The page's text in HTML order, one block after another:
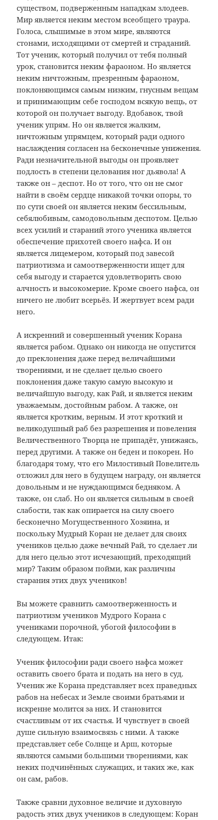
существом, подверженным нападкам злодеев.
Мир является неким местом всеобщего траура.
Голоса, слышимые в этом мире, являются
стонами, исходящими от смертей и страданий.
Тот ученик, который получил от тебя полный
урок, становится неким фараоном. Но является
неким ничтожным, презренным фараоном,
поклоняющимся самым низким, гнусным вещам
и принимающим себе господом всякую вещь, от
которой он получает выгоду. Вдобавок, твой
ученик упрям. Но он является жалким,
ничтожным упрямцем, который ради одного
наслаждения согласен на бесконечные унижения.
Ради незначительной выгоды он проявляет
подлость в степени целования ног дьявола! А
также он – деспот. Но от того, что он не смог
найти в своём сердце никакой точки опоры, то
по сути своей он является неким бессильным,
себялюбивым, самодовольным деспотом. Целью
всех усилий и стараний этого ученика является
обеспечение прихотей своего нафса. И он
является лицемером, который под завесой
патриотизма и самоотверженности ищет для
себя выгоду и старается удовлетворить свою
алчность и высокомерие. Кроме своего нафса, он
ничего не любит всерьёз. И жертвует всем ради
него.
А искренний и совершенный ученик Корана
является рабом. Однако он никогда не опустится
до преклонения даже перед величайшими
творениями, и не сделает целью своего
поклонения даже такую самую высокую и
величайшую выгоду, как Рай, и является неким
уважаемым, достойным рабом. А также, он
является кротким, верным. И этот кроткий и
великодушный раб без разрешения и повеления
Величественного Творца не припадёт, унижаясь,
перед другими. А также он беден и покорен. Но
благодаря тому, что его Милостивый Повелитель
отложил для него в будущем награду, он является
довольным и не нуждающимся бедняком. А
также, он слаб. Но он является сильным в своей
слабости, так как опирается на силу своего
бесконечно Могущественного Хозяина, и
поскольку Мудрый Коран не делает для своих
учеников целью даже вечный Рай, то сделает ли
для него целью этот исчезающий, преходящий
мир? Таким образом пойми, как различны
старания этих двух учеников!
Вы можете сравнить самоотверженность и
патриотизм учеников Мудрого Корана с
учениками порочной, убогой философии в
следующем. Итак:
Ученик философии ради своего нафса может
оставить своего брата и подать на него в суд.
Ученик же Корана представляет всех праведных
рабов на небесах и Земле своими братьями и
искренне молится за них. И становится
счастливым от их счастья. И чувствует в своей
душе сильную взаимосвязь с ними. А также
представляет себе Солнце и Арш, которые
являются самыми большими творениями, как
неких подчинённых служащих, и таких же, как
он сам, рабов.
Также сравни духовное величие и духовную
радость этих двух учеников в следующем: Коран